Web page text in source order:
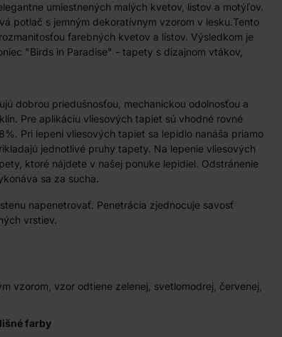
umiestnených malých kvetov, listov a motýľov.
potlač s jemným dekoratívnym vzorom v lesku.Tento
farebných kvetov a listov. Výsledkom je
"Birds in Paradise" - tapety s dizajnom vtákov,
dobrou priedušnosťou, mechanickou odolnosťou a
Pre aplikáciu vliesových tapiet sú vhodné rovné
Pri lepení vliesových tapiet sa lepidlo nanáša priamo
jednotlivé pruhy tapety. Na lepenie vliesových
ktoré nájdete v našej ponuke lepidiel. Odstránenie
sa za sucha.
napenetrovať. Penetrácia zjednocuje savosť
vrstiev.
vzorom, vzor odtiene zelenej, svetlomodrej, červenej,
farby